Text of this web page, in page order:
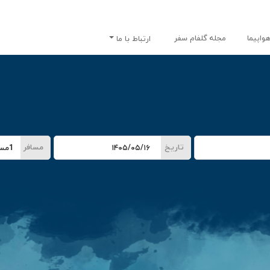
مجله گلفام سفر ارتباط با ما
تاریخ مسافر